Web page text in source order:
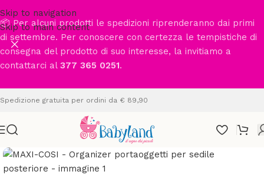
Skip to navigation
Skip to main content
📦 Per alcuni prodotti le spedizioni riprenderanno dai primi
di settembre. Per conoscere con certezza le tempistiche di
consegna del prodotto di suo interesse, la invitiamo a
contattarci al 377 365 0251.
Spedizione gratuita per ordini da € 89,90